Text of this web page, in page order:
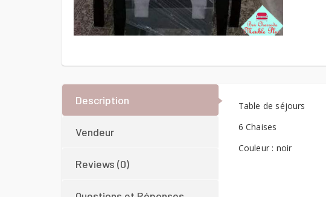
Description
Vendeur
Reviews (0)
Table de séjours
6 Chaises
Couleur : noir